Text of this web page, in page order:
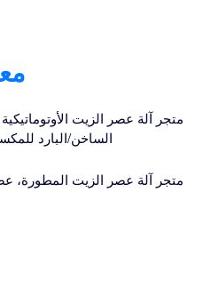
متجر آلة عصر الزيت
الساخن/البارد
متجر آلة عصر الزيت المطورة،